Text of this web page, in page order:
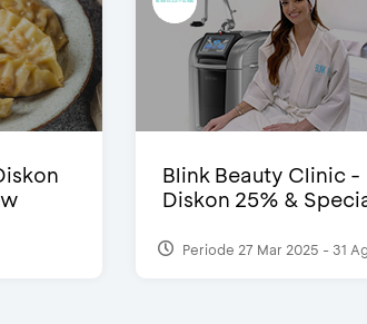
Blink Beauty Clinic -
Diskon 25% &
Periode 27 Mar 2025 - 31